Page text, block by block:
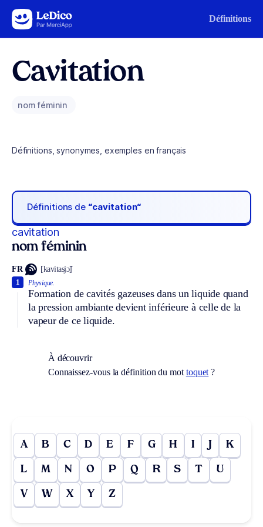
Aller au contenu Définitions
Cavitation
nom féminin
Définitions, synonymes, exemples en français
Définitions de “cavitation“
cavitation
nom féminin
FR [kavitasjɔ̃]
Physique.
Formation de cavités gazeuses dans un liquide quand
la pression ambiante devient inférieure à celle de la
vapeur de ce liquide.
1
À découvrir
Connaissez-vous la définition du mot toquet ?
A B C D E F G H I J K
L M N O P Q R S T U
V W X Y Z